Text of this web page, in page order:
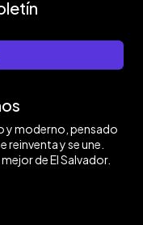
y moderno, pensado
reinventa y se une.
de El Salvador.